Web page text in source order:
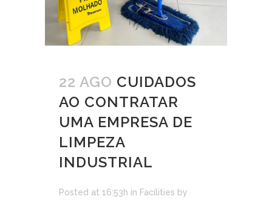
22 AGO CUIDADOS
AO CONTRATAR
UMA EMPRESA DE
LIMPEZA
INDUSTRIAL
Posted at 16:53h in Facilities by